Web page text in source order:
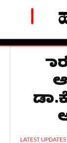
LATEST UPDATES